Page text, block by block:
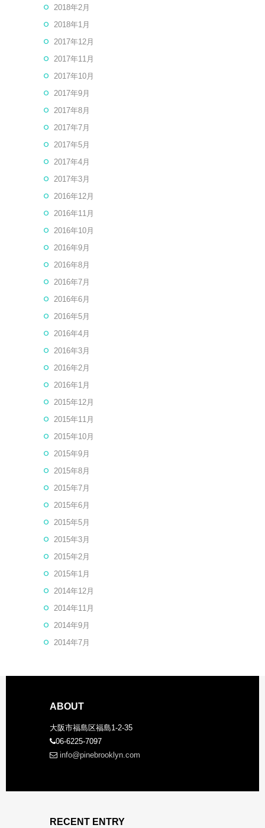
2018年2月
2018年1月
2017年12月
2017年11月
2017年10月
2017年9月
2017年8月
2017年7月
2017年5月
2017年4月
2017年3月
2016年12月
2016年11月
2016年10月
2016年9月
2016年8月
2016年7月
2016年6月
2016年5月
2016年4月
2016年3月
2016年2月
2016年1月
2015年12月
2015年11月
2015年10月
2015年9月
2015年8月
2015年7月
2015年6月
2015年5月
2015年3月
2015年2月
2015年1月
2014年12月
2014年11月
2014年9月
2014年7月
ABOUT
大阪市福島区福島1-2-35
06-6225-7097
info@pinebrooklyn.com
RECENT ENTRY